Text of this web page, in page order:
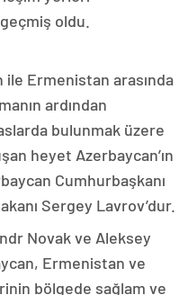
oldu.
ile Ermenistan arasında
ardından
bulunmak üzere
heyet Azerbaycan’ın
Cumhurbaşkanı
Sergey Lavrov’dur.
Novak ve Aleksey
Ermenistan ve
bölgede sağlam ve